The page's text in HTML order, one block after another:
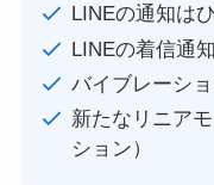
LINEの通知は
LINEの着信通
バイブレーシ
新たなリニア
ション）